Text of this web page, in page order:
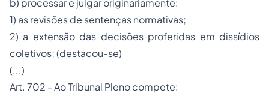
b) processar e julgar originariamente:
1) as revisões de sentenças normativas;
2) a extensão das decisões proferidas em dissídios
coletivos; (destacou-se)
(...)
Art. 702 - Ao Tribunal Pleno compete: